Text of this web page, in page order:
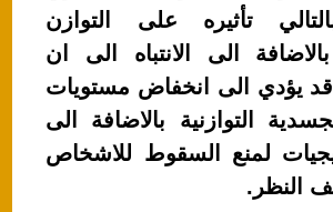
تأثيره على التوازن
الى الانتباه الى ان
يؤدي الى انخفاض مستويات
التوازنية بالاضافة الى
لمنع السقوط للاشخاص
النظر.